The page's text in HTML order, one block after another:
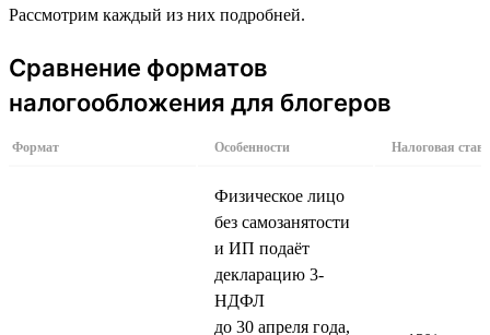
Рассмотрим каждый из них подробней.
Сравнение форматов
налогообложения для блогеров
Формат Особенности Налоговая
Физическое лицо
без самозанятости
и ИП подаёт
декларацию 3-
НДФЛ
до 30 апреля года,